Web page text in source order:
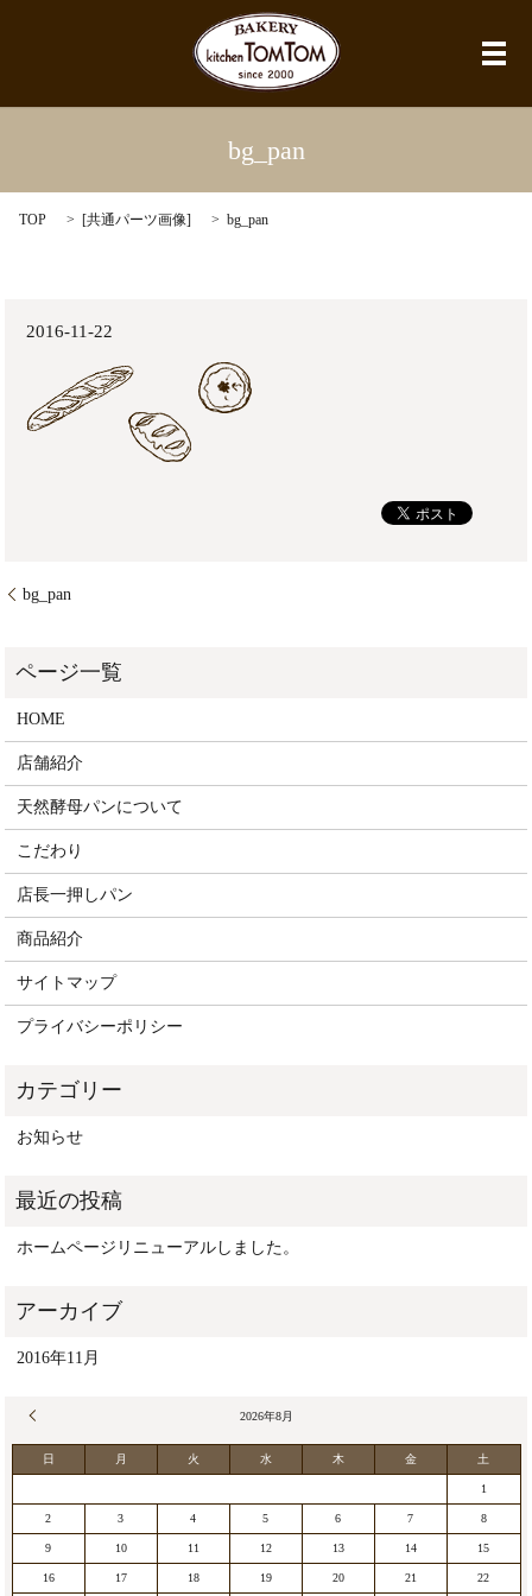
メ
bg_pan
TOP [共通パーツ画像] bg_pan
2016-11-22
bg_pan
HOME
店舗紹介
天然酵母パンについて
こだわり
店長一押しパン
商品紹介
サイトマップ
プライバシーポリシー
お知らせ
ホームページリニューアルしました。
2016年11月
2026年8月
日 月 火 水 木 金 土
1
2 3 4 5 6 7 8
9 10 11 12 13 14 15
16 17 18 19 20 21 22